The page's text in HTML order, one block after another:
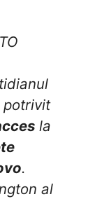
potrivit
la
.
al